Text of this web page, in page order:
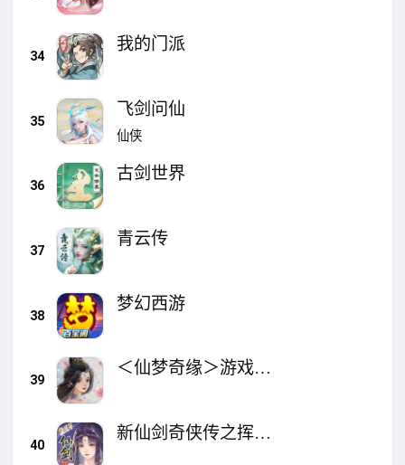
34
我的门派
35
飞剑问仙
仙侠
36
古剑世界
37
青云传
38
梦幻西游
39
＜仙梦奇缘＞游戏软
40
新仙剑奇侠传之挥剑